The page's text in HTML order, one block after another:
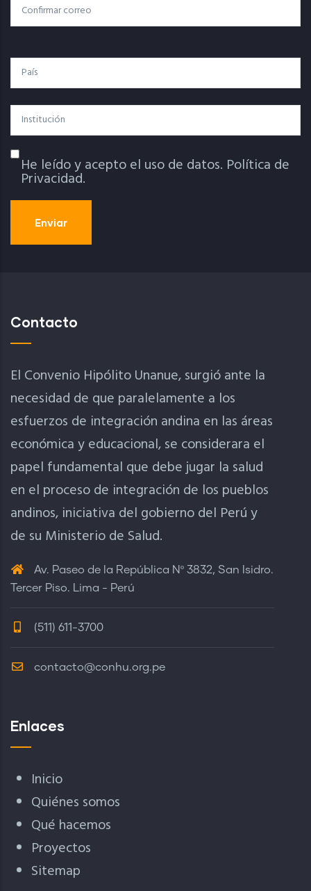
Confirmar Correo
País
Institución
Política De Privacidad
He leído y acepto el uso de datos. Política de
Privacidad.
Contacto
El Convenio Hipólito Unanue, surgió ante la
necesidad de que paralelamente a los
esfuerzos de integración andina en las áreas
económica y educacional, se considerara el
papel fundamental que debe jugar la salud
en el proceso de integración de los pueblos
andinos, iniciativa del gobierno del Perú y
de su Ministerio de Salud.
Av. Paseo de la República Nº 3832, San Isidro.
Tercer Piso. Lima - Perú
(511) 611-3700
contacto@conhu.org.pe
Enlaces
Inicio
Quiénes somos
Qué hacemos
Proyectos
Sitemap